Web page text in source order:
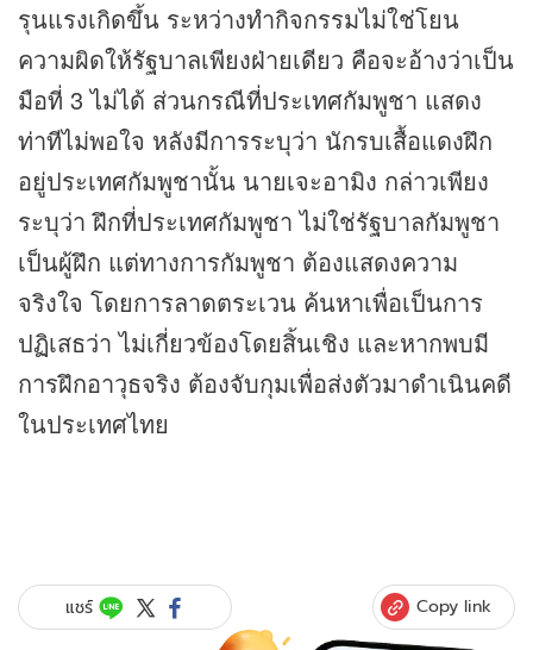
รุนแรงเกิดขึ้น ระหว่างทำกิจกรรมไม่ใช่โยน
ความผิดให้รัฐบาลเพียงฝ่ายเดียว คือจะอ้างว่าเป็น
มือที่ 3 ไม่ได้ ส่วนกรณีที่ประเทศกัมพูชา แสดง
ท่าทีไม่พอใจ หลังมีการระบุว่า นักรบเสื้อแดงฝึก
อยู่ประเทศกัมพูชานั้น นายเจะอามิง กล่าวเพียง
ระบุว่า ฝึกที่ประเทศกัมพูชา ไม่ใช่รัฐบาลกัมพูชา
เป็นผู้ฝึก แต่ทางการกัมพูชา ต้องแสดงความ
จริงใจ โดยการลาดตระเวน ค้นหาเพื่อเป็นการ
ปฏิเสธว่า ไม่เกี่ยวข้องโดยสิ้นเชิง และหากพบมี
การฝึกอาวุธจริง ต้องจับกุมเพื่อส่งตัวมาดำเนินคดี
ในประเทศไทย
แชร์ Copy link